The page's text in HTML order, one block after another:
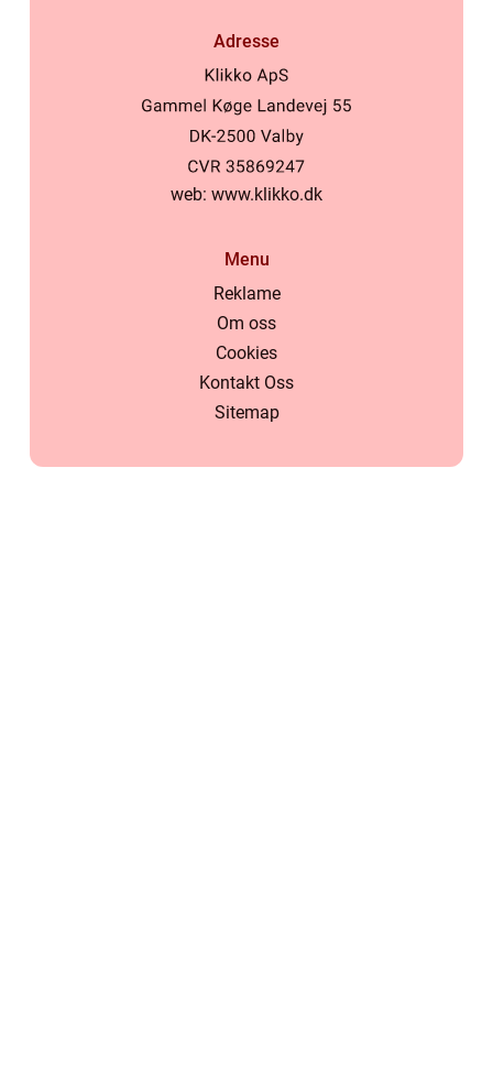
Adresse
web: www.klikko.dk
Menu
Reklame
Om oss
Cookies
Kontakt Oss
Sitemap